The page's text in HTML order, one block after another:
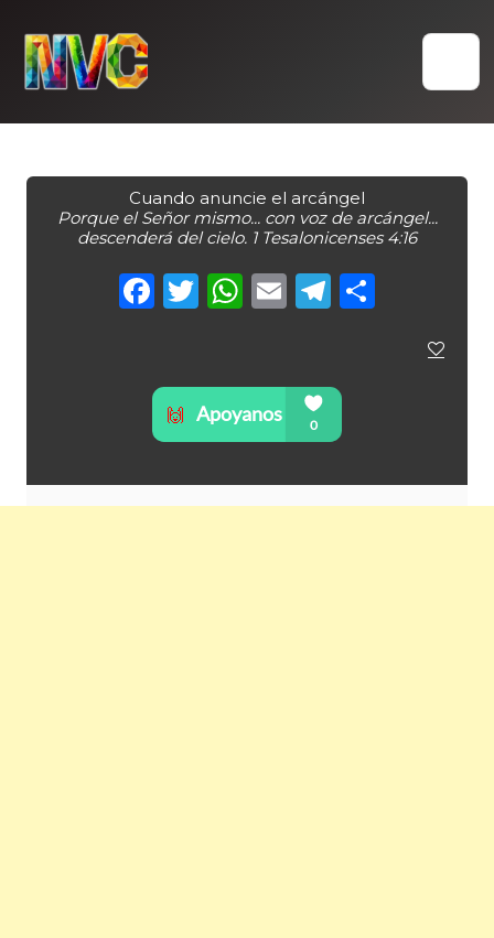
content
Cuando anuncie el arcángel
Porque el Señor mismo... con voz de arcángel...
descenderá del cielo. 1 Tesalonicenses 4:16
Facebook
Twitter
WhatsApp
Email